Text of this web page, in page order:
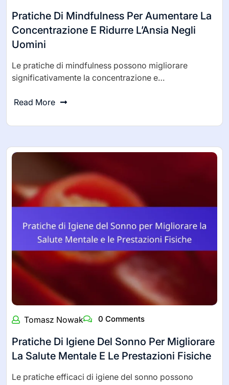
Pratiche Di Mindfulness Per Aumentare La
Concentrazione E Ridurre L’Ansia Negli
Uomini
Le pratiche di mindfulness possono migliorare
significativamente la concentrazione e…
Read More
Tomasz Nowak 0 Comments
Pratiche Di Igiene Del Sonno Per Migliorare
La Salute Mentale E Le Prestazioni Fisiche
Le pratiche efficaci di igiene del sonno possono